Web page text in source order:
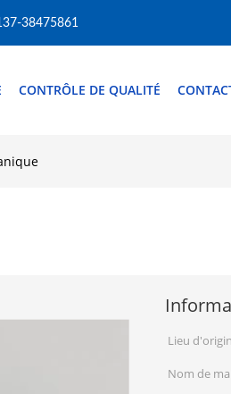
38475861
CONTRÔLE DE QUALITÉ
Lieu
Nom de